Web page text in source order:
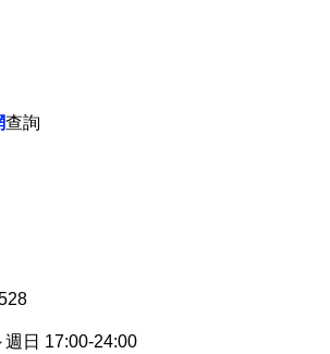
查詢
日 17:00-24:00